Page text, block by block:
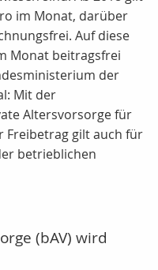
im Monat, darüber
Auf diese
Monat beitragsfrei
der
Mit der
Altersvorsorge für
Freibetrag gilt auch für
betrieblichen
(bAV) wird